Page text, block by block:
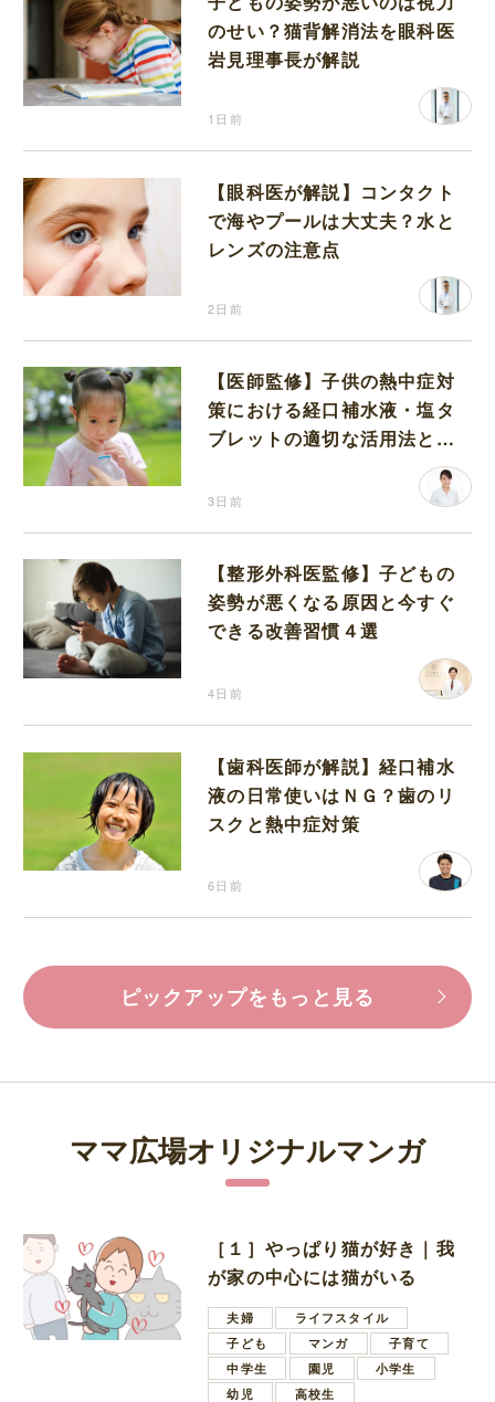
のせい？猫背解消法を眼科医
岩見理事長が解説
1日前
【眼科医が解説】コンタクト
で海やプールは大丈夫？水と
レンズの注意点
2日前
【医師監修】子供の熱中症対
策における経口補水液・塩タ
ブレットの適切な活用法と水
3日前
【整形外科医監修】子どもの
姿勢が悪くなる原因と今すぐ
できる改善習慣４選
4日前
【歯科医師が解説】経口補水
液の日常使いはＮＧ？歯のリ
スクと熱中症対策
6日前
ピックアップをもっと見る
ママ広場オリジナルマンガ
［１］やっぱり猫が好き｜我
が家の中心には猫がいる
夫婦
ライフスタイル
子ども
マンガ
子育て
中学生
園児
小学生
幼児
高校生